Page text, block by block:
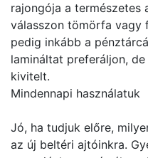
rajongója a természetes
válasszon tömörfa vagy
pedig inkább a
lamináltat preferáljon,
kivitelt.
Mindennapi használatuk
Jó, ha tudjuk előre,
az új beltéri ajtóinkra.